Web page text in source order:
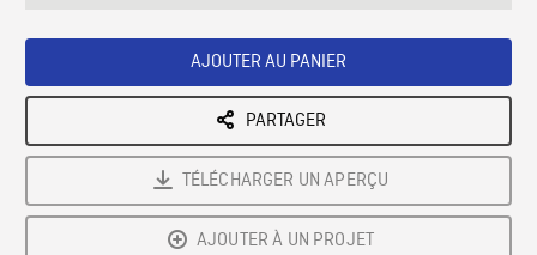
AJOUTER AU PANIER
PARTAGER
TÉLÉCHARGER UN APERÇU
AJOUTER À UN PROJET